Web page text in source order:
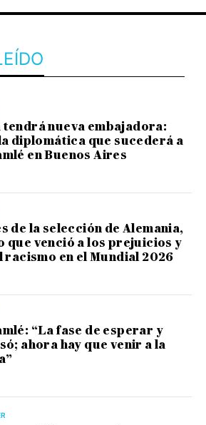
tendrá nueva embajadora:
diplomática que sucederá a
en Buenos Aires
de la selección de Alemania,
que venció a los prejuicios y
racismo en el Mundial 2026
“La fase de esperar y
ahora hay que venir a la